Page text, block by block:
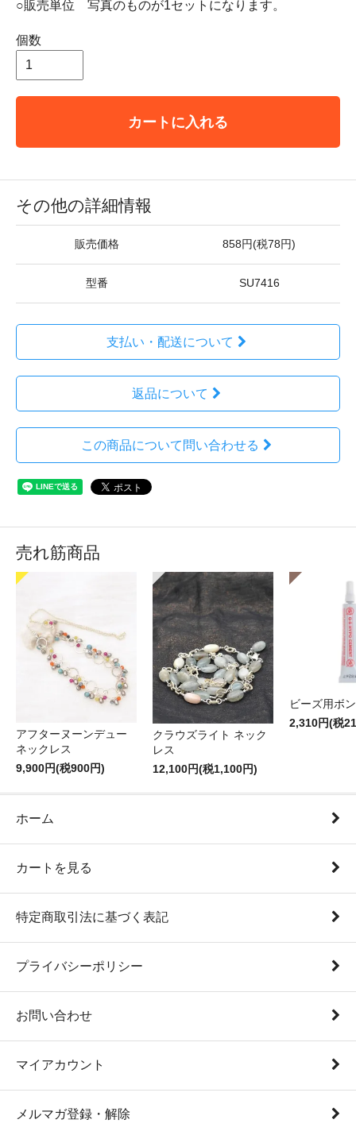
○販売単位 写真のものが1セットになります。
個数
カートに入れる
その他の詳細情報
販売価格 858円(税78円)
型番 SU7416
支払い・配送について
返品について
この商品について問い合わせる
売れ筋商品
アフターヌーンデュー
ネックレス
9,900円(税900円)
クラウズライト ネック
レス
12,100円(税1,100円)
ビーズ用ボ
2,310円(税
ホーム
カートを見る
特定商取引法に基づく表記
プライバシーポリシー
お問い合わせ
マイアカウント
メルマガ登録・解除